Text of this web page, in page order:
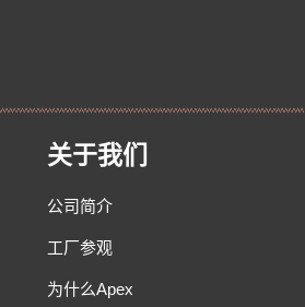
关于我们
公司简介
工厂参观
为什么Apex